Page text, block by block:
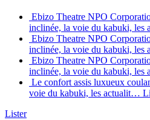
Ebizo Theatre NPO
inclinée, la voie du kabuki, les
Ebizo Theatre NPO
inclinée, la voie du kabuki, les
Ebizo Theatre NPO
inclinée, la voie du kabuki, les
Le confort assis luxueux
voie du kabuki, les actualit…
Lister